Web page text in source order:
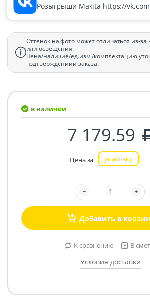
Розыгрыши Makita https://
Оттенок на фото может отличаться из-за
или освещения.
Цена/наличие/ед.изм./комплектацию
подтверждениии заказа.
в наличии
7 179.59
Цена за упаковку
Добавить в
К сравнению В
Условия доставки